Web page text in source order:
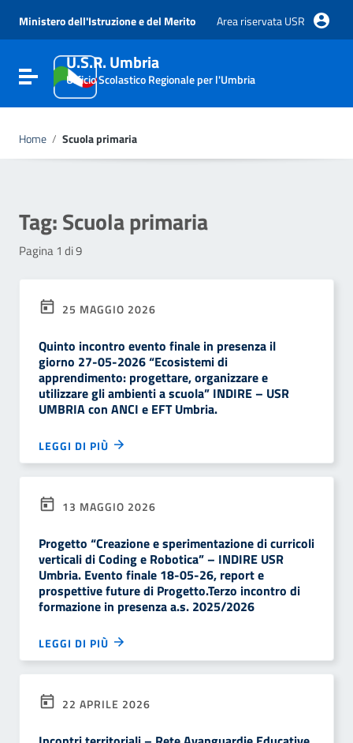
Vai al menu di navigazione
Vai al footer
Ministero dell'Istruzione e del Merito Area riservata USR
Attiva / disattiva la navigazione
U.S.R. Umbria
Ufficio Scolastico Regionale per l'Umbria
Home / Scuola primaria
Tag:Scuola primaria
Pagina 1 di 9
25 MAGGIO 2026
Quinto incontro evento finale in presenza il
giorno 27-05-2026 “Ecosistemi di
apprendimento: progettare, organizzare e
utilizzare gli ambienti a scuola” INDIRE – USR
UMBRIA con ANCI e EFT Umbria.
LEGGI DI PIÙ
13 MAGGIO 2026
Progetto “Creazione e sperimentazione di curricoli
verticali di Coding e Robotica” – INDIRE USR
Umbria. Evento finale 18-05-26, report e
prospettive future di Progetto.Terzo incontro di
formazione in presenza a.s. 2025/2026
LEGGI DI PIÙ
22 APRILE 2026